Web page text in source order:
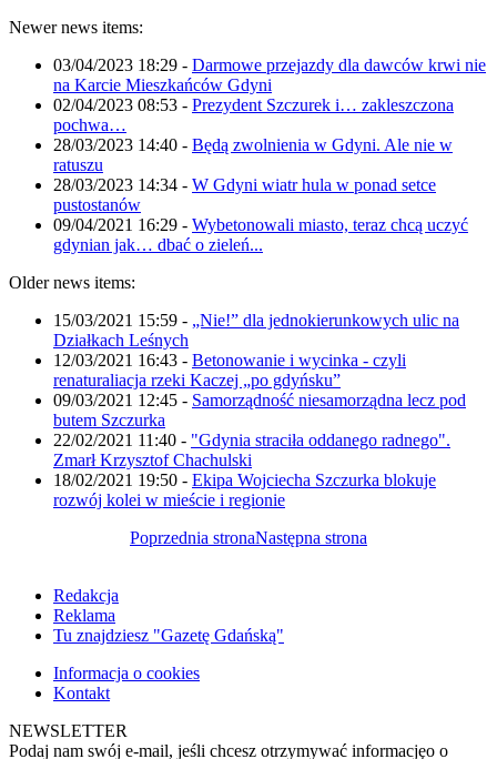
Newer news items:
03/04/2023 18:29 - Darmowe przejazdy dla dawców krwi nie
na Karcie Mieszkańców Gdyni
02/04/2023 08:53 - Prezydent Szczurek i… zakleszczona
pochwa…
28/03/2023 14:40 - Będą zwolnienia w Gdyni. Ale nie w
ratuszu
28/03/2023 14:34 - W Gdyni wiatr hula w ponad setce
pustostanów
09/04/2021 16:29 - Wybetonowali miasto, teraz chcą uczyć
gdynian jak… dbać o zieleń...
Older news items:
15/03/2021 15:59 - „Nie!” dla jednokierunkowych ulic na
Działkach Leśnych
12/03/2021 16:43 - Betonowanie i wycinka - czyli
renaturaliacja rzeki Kaczej „po gdyńsku”
09/03/2021 12:45 - Samorządność niesamorządna lecz pod
butem Szczurka
22/02/2021 11:40 - "Gdynia straciła oddanego radnego".
Zmarł Krzysztof Chachulski
18/02/2021 19:50 - Ekipa Wojciecha Szczurka blokuje
rozwój kolei w mieście i regionie
Poprzednia stronaNastępna strona
Redakcja
Reklama
Tu znajdziesz "Gazetę Gdańską"
Informacja o cookies
Kontakt
NEWSLETTER
Podaj nam swój e-mail, jeśli chcesz otrzymywać informacjęo o